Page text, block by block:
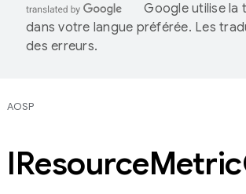
Google utilise la
dans votre langue préférée. Les
des erreurs.
AOSP
IResourceMetric